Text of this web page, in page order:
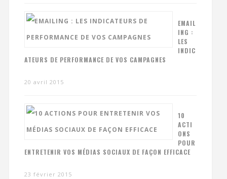
EMAIL
ING :
LES
INDIC
ATEURS DE PERFORMANCE DE VOS CAMPAGNES
20 avril 2015
10
ACTI
ONS
POUR
ENTRETENIR VOS MÉDIAS SOCIAUX DE FAÇON EFFICACE
23 février 2015